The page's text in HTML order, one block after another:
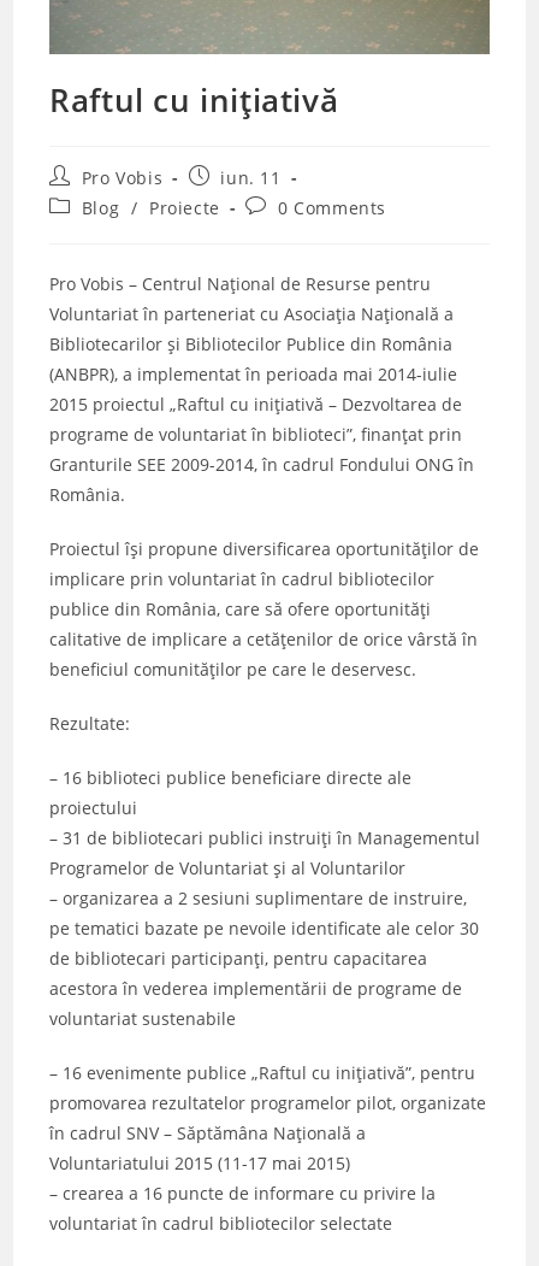
Raftul cu inițiativă
Post
author:
Pro Vobis
Post
published:
iun. 11
PostBlog / Proiecte
Post0 Comments
Pro Vobis – Centrul Naţional de Resurse pentru
Voluntariat în parteneriat cu Asociaţia Naţională a
Bibliotecarilor şi Bibliotecilor Publice din România
(ANBPR), a implementat în perioada mai 2014-iulie
2015 proiectul „Raftul cu inițiativă – Dezvoltarea de
programe de voluntariat în biblioteci”, finanţat prin
Granturile SEE 2009-2014, în cadrul Fondului ONG în
România.
Proiectul își propune diversificarea oportunităţilor de
implicare prin voluntariat în cadrul bibliotecilor
publice din România, care să ofere oportunități
calitative de implicare a cetățenilor de orice vârstă în
beneficiul comunităților pe care le deservesc.
Rezultate:
– 16 biblioteci publice beneficiare directe ale
proiectului
– 31 de bibliotecari publici instruiți în Managementul
Programelor de Voluntariat și al Voluntarilor
– organizarea a 2 sesiuni suplimentare de instruire,
pe tematici bazate pe nevoile identificate ale celor 30
de bibliotecari participanți, pentru capacitarea
acestora în vederea implementării de programe de
voluntariat sustenabile
– 16 evenimente publice „Raftul cu inițiativă”, pentru
promovarea rezultatelor programelor pilot, organizate
în cadrul SNV – Săptămâna Națională a
Voluntariatului 2015 (11-17 mai 2015)
– crearea a 16 puncte de informare cu privire la
voluntariat în cadrul bibliotecilor selectate